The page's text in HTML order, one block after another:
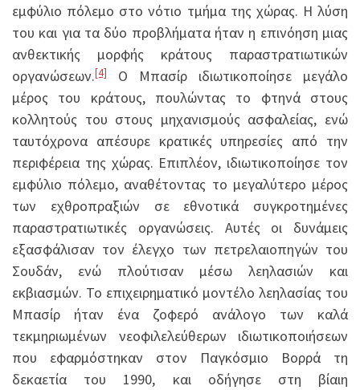
εμφύλιο πόλεμο στο νότιο τμήμα της χώρας. Η λύση
του και για τα δύο προβλήματα ήταν η επινόηση μιας
ανθεκτικής μορφής κράτους παραστρατιωτικών
οργανώσεων.[4]
Ο Μπασίρ ιδιωτικοποίησε μεγάλο
μέρος του κράτους, πουλώντας το φτηνά στους
κολλητούς του στους μηχανισμούς ασφαλείας, ενώ
ταυτόχρονα απέσυρε κρατικές υπηρεσίες από την
περιφέρεια της χώρας. Επιπλέον, ιδιωτικοποίησε τον
εμφύλιο πόλεμο, αναθέτοντας το μεγαλύτερο μέρος
των εχθροπραξιών σε εθνοτικά συγκροτημένες
παραστρατιωτικές οργανώσεις. Αυτές οι δυνάμεις
εξασφάλισαν τον έλεγχο των πετρελαιοπηγών του
Σουδάν, ενώ πλούτισαν μέσω λεηλασιών και
εκβιασμών. Το επιχειρηματικό μοντέλο λεηλασίας του
Μπασίρ ήταν ένα ζοφερό ανάλογο των καλά
τεκμηριωμένων νεοφιλελεύθερων ιδιωτικοποιήσεων
που εφαρμόστηκαν στον Παγκόσμιο Βορρά τη
δεκαετία του 1990, και οδήγησε στη βίαιη